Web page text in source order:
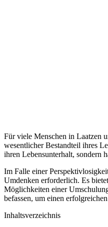
Für viele Menschen in Laatzen
wesentlicher Bestandteil ihres
ihren Lebensunterhalt, sondern
Im Falle einer
Umdenken erforderlich. Es
Möglichkeiten einer
befassen, um einen
Inhaltsverzeichnis